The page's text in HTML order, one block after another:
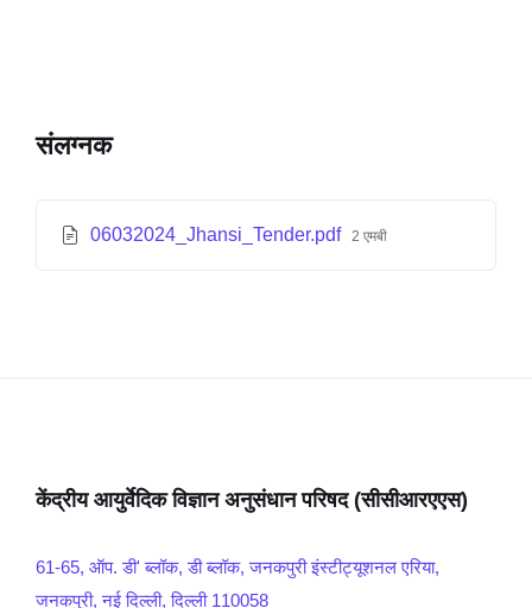
संलग्नक
06032024_Jhansi_Tender.pdf 2 एमबी
केंद्रीय आयुर्वेदिक विज्ञान अनुसंधान परिषद (सीसीआरएएस)
61-65, ऑप. डी' ब्लॉक, डी ब्लॉक, जनकपुरी इंस्टीट्यूशनल एरिया,
जनकपुरी, नई दिल्ली, दिल्ली 110058